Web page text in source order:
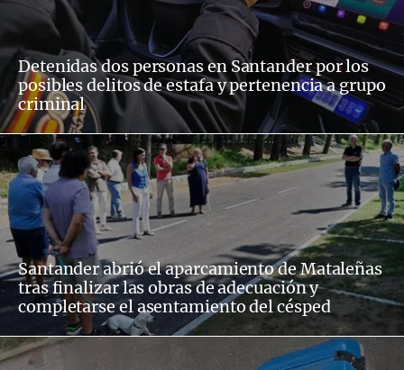
Detenidas dos personas en Santander por los
posibles delitos de estafa y pertenencia a grupo
criminal
Santander abrió el aparcamiento de Mataleñas
tras finalizar las obras de adecuación y
completarse el asentamiento del césped